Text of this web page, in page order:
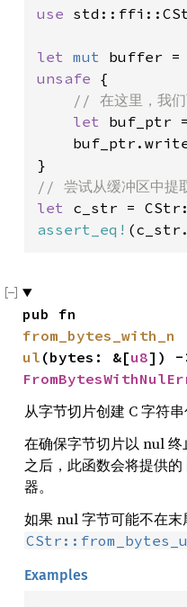
use
let mut buffer
unsafe {
// 在这里，我们
let buf_ptr
let c_str =
assert_eq!
from_bytes_with_n
ul (bytes: &[u8]) -
从字节切片创建 C 字符串
在确保字节切片以 nul
之后，此函数会将提供的
器。
如果 nul 字节可能不在末
Examples